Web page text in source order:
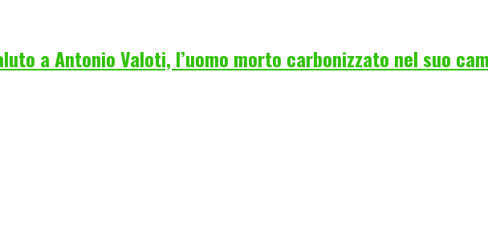
a Antonio Valoti, l’uomo morto carbonizzato nel suo